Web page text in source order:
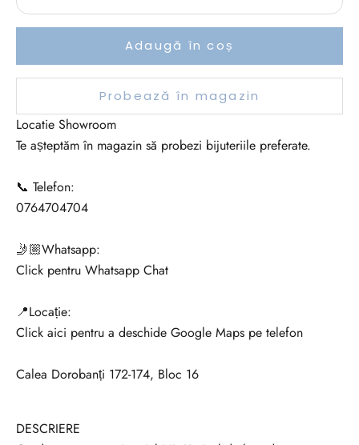
Adaugă în coș
Probează în magazin
Locatie Showroom
Te așteptăm în magazin să probezi bijuteriile preferate.
📞 Telefon:
0764704704
🤳🏼Whatsapp:
Click pentru Whatsapp Chat
📍Locație:
Click aici pentru a deschide Google Maps pe telefon
Calea Dorobanți 172-174, Bloc 16
DESCRIERE